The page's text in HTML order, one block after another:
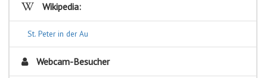
Wikipedia:
St. Peter in der Au
Webcam-Besucher